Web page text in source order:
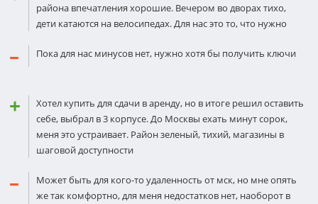
района впечатления хорошие. Вечером во дворах тихо,
дети катаются на велосипедах. Для нас это то, что нужно
Пока для нас минусов нет, нужно хотя бы получить ключи
Хотел купить для сдачи в аренду, но в итоге решил оставить
себе, выбрал в 3 корпусе. До Москвы ехать минут сорок,
меня это устраивает. Район зеленый, тихий, магазины в
шаговой доступности
Может быть для кого-то удаленность от мск, но мне опять
же так комфортно, для меня недостатков нет, наоборот в